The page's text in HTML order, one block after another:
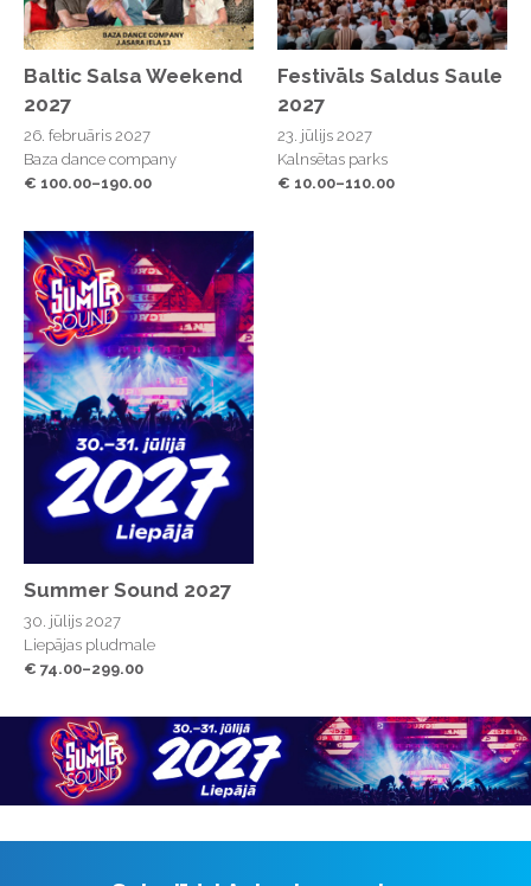
Baltic Salsa Weekend
2027
26. februāris 2027
Baza dance company
€ 100.00–190.00
Festivāls Saldus Saule
2027
23. jūlijs 2027
Kalnsētas parks
€ 10.00–110.00
Summer Sound 2027
30. jūlijs 2027
Liepājas pludmale
€ 74.00–299.00